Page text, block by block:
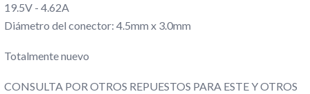
19.5V - 4.62A
Diámetro del conector: 4.5mm x 3.0mm
Totalmente nuevo
CONSULTA POR OTROS REPUESTOS PARA ESTE Y OTROS